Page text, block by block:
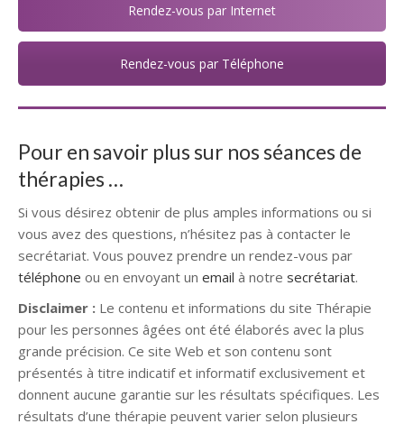
Rendez-vous par Internet
Rendez-vous par Téléphone
Pour en savoir plus sur nos séances de
thérapies …
Si vous désirez obtenir de plus amples informations ou si
vous avez des questions, n’hésitez pas à contacter le
secrétariat. Vous pouvez prendre un rendez-vous par
téléphone ou en envoyant un email à notre secrétariat.
Disclaimer : Le contenu et informations du site Thérapie
pour les personnes âgées ont été élaborés avec la plus
grande précision. Ce site Web et son contenu sont
présentés à titre indicatif et informatif exclusivement et
donnent aucune garantie sur les résultats spécifiques. Les
résultats d’une thérapie peuvent varier selon plusieurs